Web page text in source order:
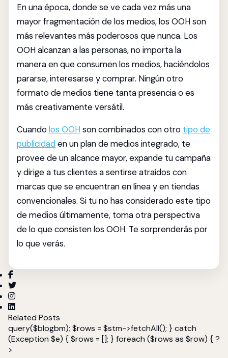
En una época, donde se ve cada vez más una
mayor fragmentación de los medios, los OOH son
más relevantes más poderosos que nunca. Los
OOH alcanzan a las personas, no importa la
manera en que consumen los medios, haciéndolos
pararse, interesarse y comprar. Ningún otro
formato de medios tiene tanta presencia o es
más creativamente versátil.
Cuandolos OOHson combinados con otro tipo de
publicidaden un plan de medios integrado, te
provee de un alcance mayor, expande tu campaña
y dirige a tus clientes a sentirse atraídos con
marcas que se encuentran en línea y en tiendas
convencionales. Si tu no has considerado este tipo
de medios últimamente, toma otra perspectiva
de lo que consisten los OOH. Te sorprenderás por
lo que verás.
Related Posts
query($blogbm); $rows = $stm->fetchAll(); } catch
(Exception $e) { $rows = []; } foreach ($rows as $row) { ?
>